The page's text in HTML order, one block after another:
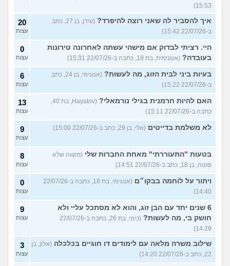
15:53)
איך להסביר לה שאני רוצה להיפרד?
(עידן, בן 27, כתב
ב-22/07/26 15:42)
20
עצות
היי. רציתי לבדוק אם מישהי עשתה לאחרונה טירונות
בעובדה? (אנונימית, בת 18, כתבה ב-22/07/26 15:31)
0
עצות
בעיות ביני לבית הזוג, מה לעשות?
(אנונימי, בן 24, כתב
ב-22/07/26 15:22)
6
עצות
האם להיות חרמנית בגילי נורמאלי?
(Hayatov, בת 40,
כתבה ב-22/07/26 15:11)
13
עצות
לא משלמת בדייטים (אלי, בן 29, כתב ב-22/07/26 15:00) 9
עצות
בטעות "התעוררתי" מאחת החברות שלי (מקווה שלא
סוטה, בן 18, כתב ב-22/07/26 14:51)
8
עצות
ויתור על לוחמה בבקו״ם
(אנונימי, בת 18, כתבה ב-22/07/26
14:40)
0
עצות
6 שנים יחד עם הבן זוג, והוא לא מסתכל עליי ולא
חושק בי, מה לעשות?
(כינוי, בת 26, כתבה ב-22/07/26
14:29)
9
עצות
שילוב משרה מלאה עם לימודים דו חוגיים בכלכלה (אלון, בן
22, כתב ב-22/07/26 14:20)
3
עצות